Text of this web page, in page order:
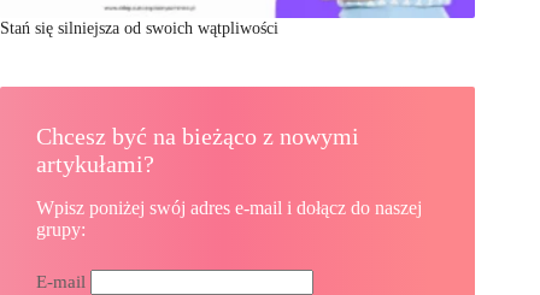
Stań się silniejsza od swoich wątpliwości
Chcesz być na bieżąco z nowymi
artykułami?
Wpisz poniżej swój adres e-mail i dołącz do naszej
grupy:
E-mail